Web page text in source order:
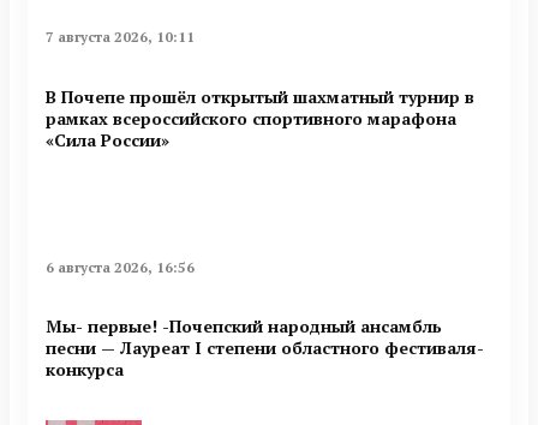
7 августа 2026, 10:11
В Почепе прошёл открытый шахматный турнир в
рамках всероссийского спортивного марафона
«Сила России»
6 августа 2026, 16:56
Мы- первые! -Почепский народный ансамбль
песни — Лауреат I степени областного фестиваля-
конкурса